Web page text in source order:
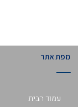
מפת אתר
עמוד הבית